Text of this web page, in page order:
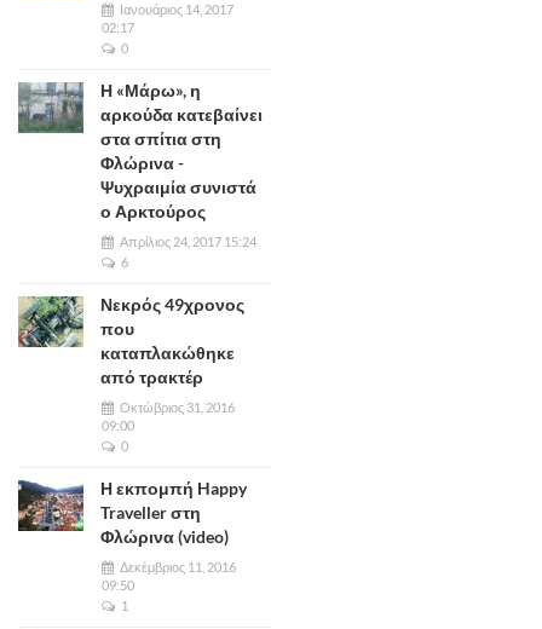
Ιανουάριος 14, 2017
02:17
0
Η «Μάρω», η
αρκούδα κατεβαίνει
στα σπίτια στη
Φλώρινα -
Ψυχραιμία συνιστά
ο Αρκτούρος
Απρίλιος 24, 2017 15:24
6
Νεκρός 49χρονος
που
καταπλακώθηκε
από τρακτέρ
Οκτώβριος 31, 2016
09:00
0
Η εκπομπή Happy
Traveller στη
Φλώρινα (video)
Δεκέμβριος 11, 2016
09:50
1